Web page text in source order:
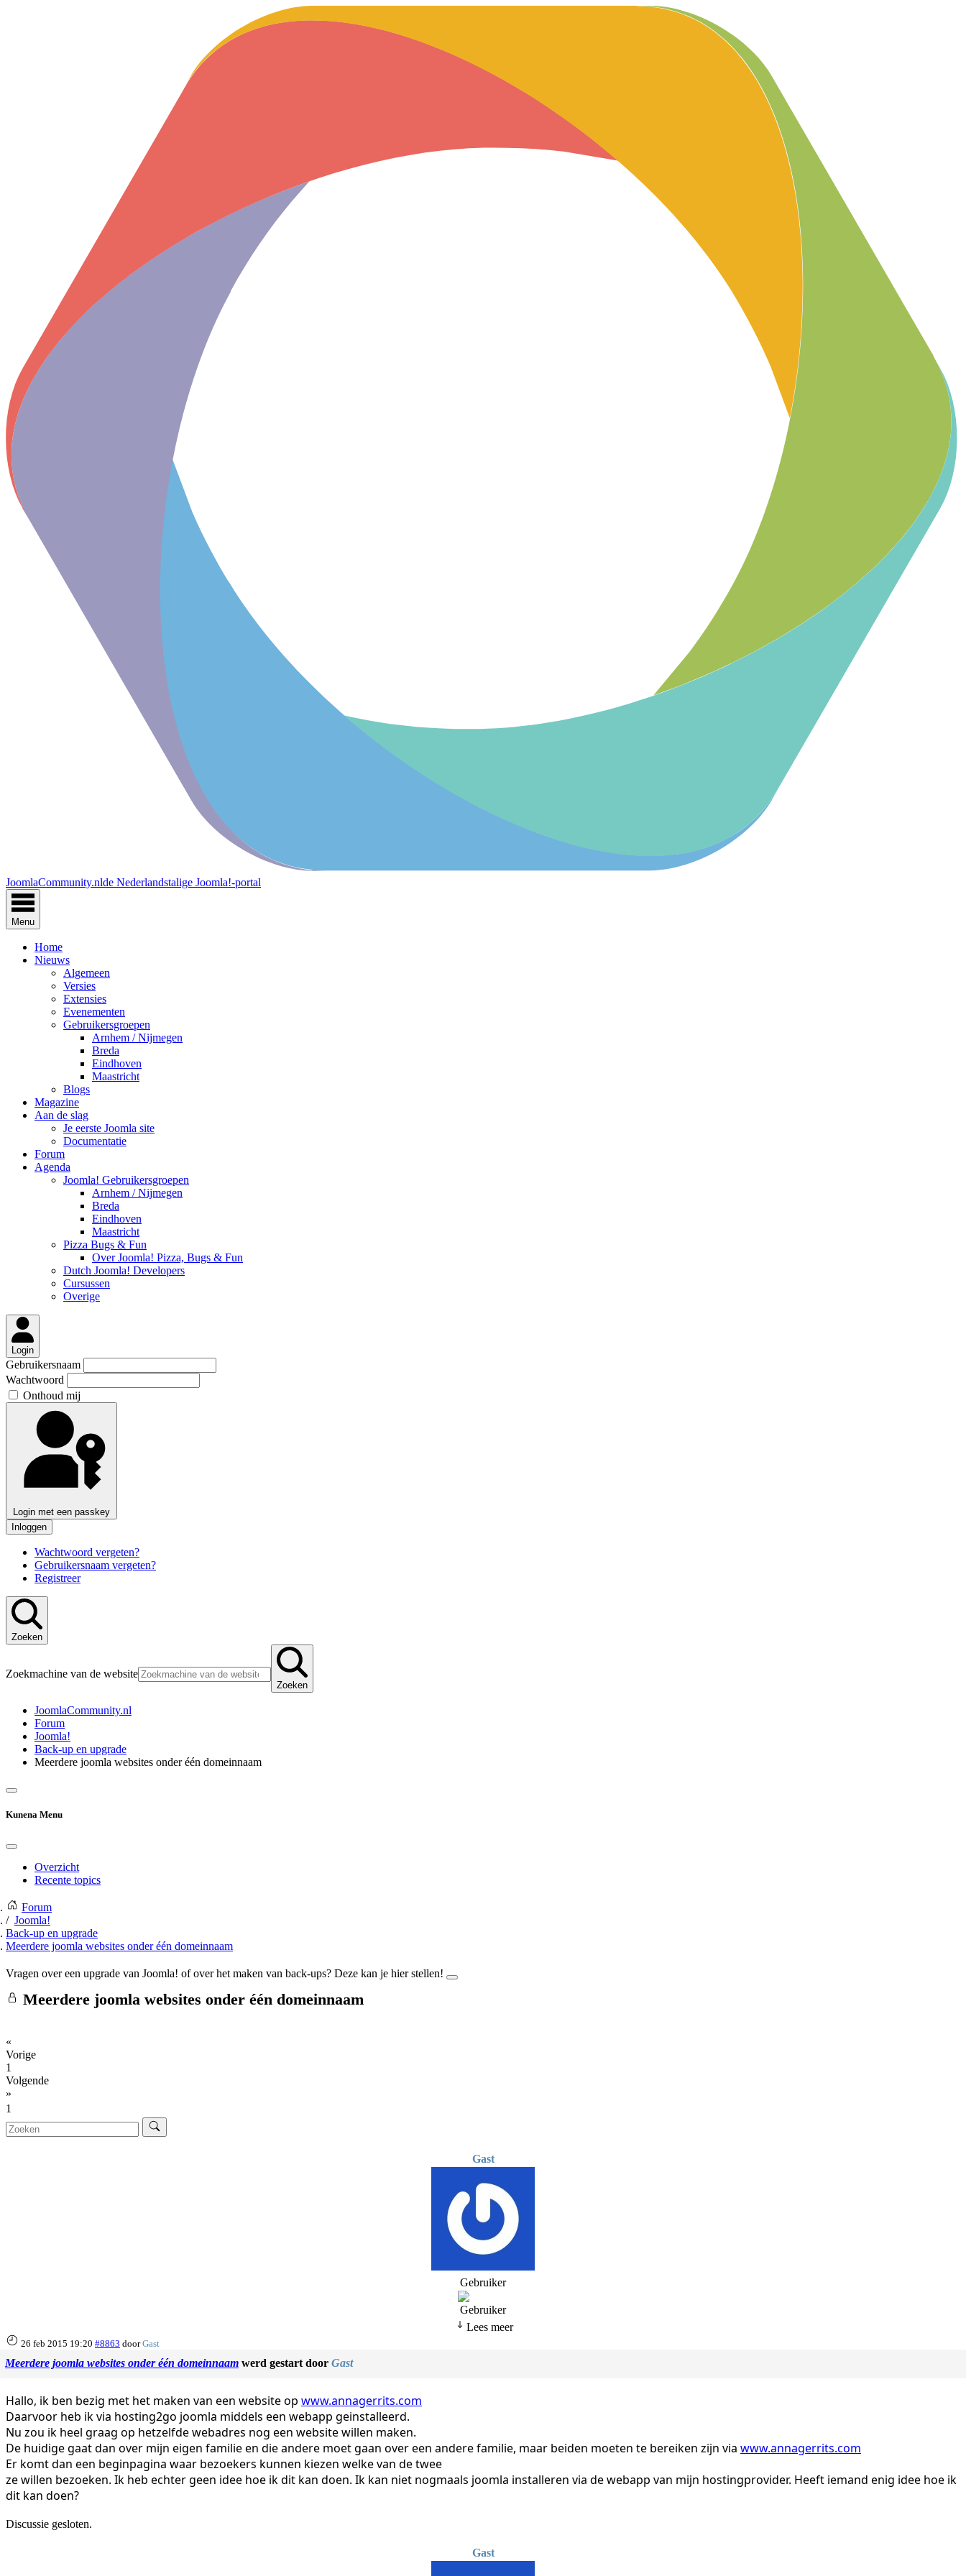
JoomlaCommunity.nlde Nederlandstalige Joomla!-portal
Menu
Home
Nieuws
Algemeen
Versies
Extensies
Evenementen
Gebruikersgroepen
Arnhem / Nijmegen
Breda
Eindhoven
Maastricht
Blogs
Magazine
Aan de slag
Je eerste Joomla site
Documentatie
Forum
Agenda
Joomla! Gebruikersgroepen
Arnhem / Nijmegen
Breda
Eindhoven
Maastricht
Pizza Bugs & Fun
Over Joomla! Pizza, Bugs & Fun
Dutch Joomla! Developers
Cursussen
Overige
Login
Gebruikersnaam
Wachtwoord
Onthoud mij
Login met een passkey
Inloggen
Wachtwoord vergeten?
Gebruikersnaam vergeten?
Registreer
Zoeken
Zoekmachine van de website
Zoeken
JoomlaCommunity.nl
Forum
Joomla!
Back-up en upgrade
Meerdere joomla websites onder één domeinnaam
Kunena Menu
Overzicht
Recente topics
Forum
Joomla!
Back-up en upgrade
Meerdere joomla websites onder één domeinnaam
Vragen over een upgrade van Joomla! of over het maken van back-ups? Deze kan je hier stellen!
Meerdere joomla websites onder één domeinnaam
«
Vorige
1
Volgende
»
1
Gast
Gebruiker
Lees meer
26 feb 2015 19:20 #8863 doorGast
Meerdere joomla websites onder één domeinnaam werd gestart door Gast
Hallo, ik ben bezig met het maken van een website op www.annagerrits.com
Daarvoor heb ik via hosting2go joomla middels een webapp geinstalleerd.
Nu zou ik heel graag op hetzelfde webadres nog een website willen maken.
De huidige gaat dan over mijn eigen familie en die andere moet gaan over een andere familie, maar beiden moeten te bereiken zijn via www.annagerrits.com
Er komt dan een beginpagina waar bezoekers kunnen kiezen welke van de twee
ze willen bezoeken. Ik heb echter geen idee hoe ik dit kan doen. Ik kan niet nogmaals joomla installeren via de webapp van mijn hostingprovider. Heeft iemand enig idee hoe ik
dit kan doen?
Discussie gesloten.
Gast